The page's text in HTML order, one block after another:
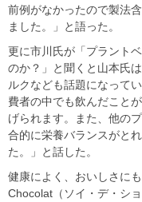
前例がなかったので製法
ました。」と語った。
更に市川氏が「プラント
のか？」と聞くと山本氏
ルクなども話題になって
費者の中でも飲んだこと
げられます。また、他の
合的に栄養バランスがと
た。」と話した。
健康によく、おいしさに
Chocolat（ソイ・デ・シ